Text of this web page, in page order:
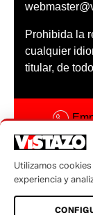
Prohibida la
cualquier
titular, de
Utilizamos
experiencia y